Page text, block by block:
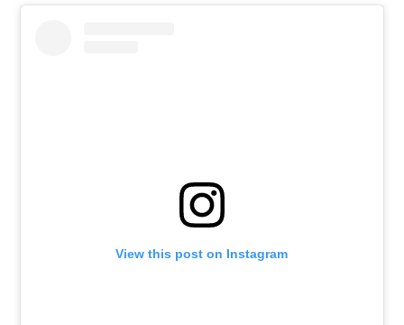
View this post on Instagram